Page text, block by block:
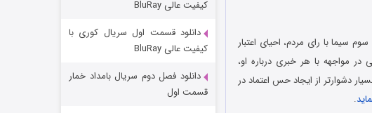
سیما با رای مردم، احیای اعتبار
مواجهه با هر خبری درباره او،
دشوارتر از ایجاد حس اعتماد در
.
شکست استوارت در نجات جهان
کیفیت عالی BluRay
دانلود قسمت اول سریال کوری با
کیفیت عالی BluRay
دانلود فصل دوم سریال بامداد خمار
قسمت اول